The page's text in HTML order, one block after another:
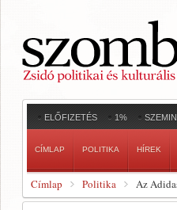
ELŐFIZETÉS 1%
CÍMLAP POLITIKA HÍREK
Címlap Politika Az